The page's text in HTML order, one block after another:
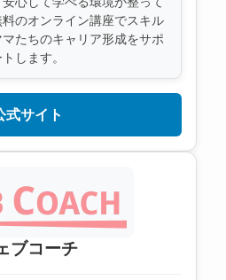
のオンライン講座でスキル
たちのキャリア形成をサポ
トします。
式サイト
ブコーチ